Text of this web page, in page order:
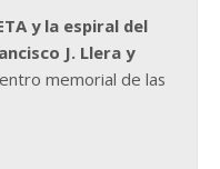
y la espiral del
J. Llera y
memorial de las